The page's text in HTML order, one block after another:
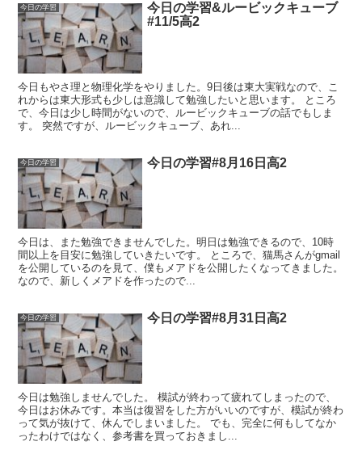
今日の学習
今日の学習&ルービックキューブ
#11/5高2
今日もやさ理と物理化学をやりました。9日後は東大実戦なので、こ
れからは東大形式も少しは意識して勉強したいと思います。 ところ
で、今日は少し時間がないので、ルービックキューブの話でもしま
す。 突然ですが、ルービックキューブ、あれ...
今日の学習 今日の学習#8月16日高2
今日は、また勉強できませんでした。明日は勉強できるので、10時
間以上を目安に勉強していきたいです。 ところで、猫馬さんがgmail
を公開しているのを見て、僕もメアドを公開したくなってきました。
なので、新しくメアドを作ったので...
今日の学習 今日の学習#8月31日高2
今日は勉強しませんでした。 模試が終わって疲れてしまったので、
今日はお休みです。本当は復習をした方がいいのですが、模試が終わ
って気が抜けて、休んでしまいました。 でも、完全に何もしてなか
ったわけではなく、参考書を買っておきまし...